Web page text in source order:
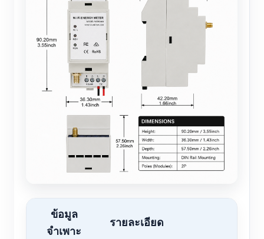
ข้อมูล
จำเพาะ
รายละเอียด